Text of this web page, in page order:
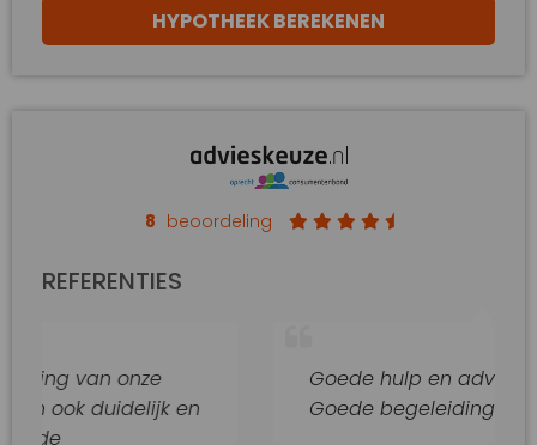
HYPOTHEEK BEREKENEN
8 beoordeling
REFERENTIES
onze
duidelijk en
Goede hulp en adviezen.
Goede begeleiding van dit